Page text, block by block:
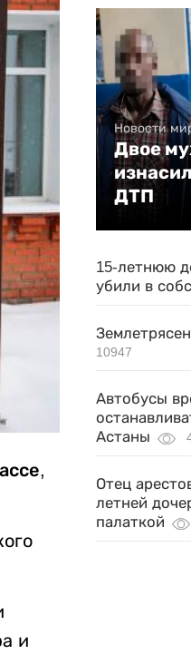
,
и
Новости
Двое
ДТП
15-летнюю
убили в
10947
Автобусы
Астаны
Отец
летней
палаткой